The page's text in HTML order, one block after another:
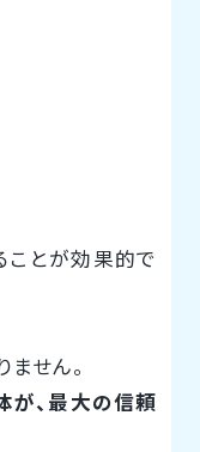
ことが効果的で
せん。
が、最大の信頼